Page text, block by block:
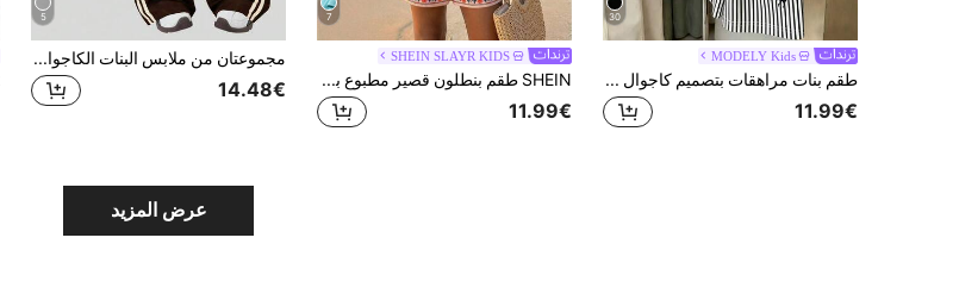
30
MODELY Kids
طقم بنات مراهقات بتصميم كاجوال عصري بطبعة فارس الحصان، تي شيرت بياقة دائرية وأكمام قصيرة وشورت مخطط باللونين الأبيض والأسود، طقم صيفي مناسب للعطلات العائلية والخروجات
11.99€
7
SHEIN SLAYR KIDS
SHEIN طقم بنطلون قصير مطبوع بطراز رجعي ولباس علوي كاجوال برتقالية مناسب للبنات المراهقات للعطلات الصيفية والشاطئ والبحر
11.99€
5
مجموعتان من ملابس البنات الكاجوال الجديدة والعصرية، ملابس علوية مطبوع رقميًا مقترن مع شورت ذو خطوط جانبية أو بنطلون أبيض مخطط، مناسب للأنشطة الخارجية الصيفية والتجمعات اليومية والسفر وغير ذلك
14.48€
عرض المزيد